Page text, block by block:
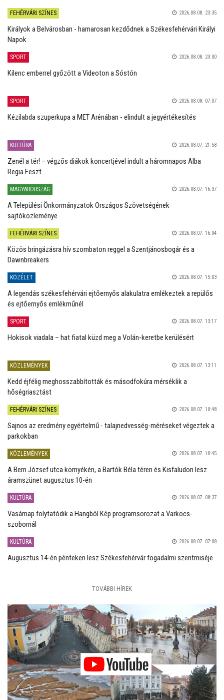
FEHÉRVÁRI SZÍNES 2026.08.08. 23:35
Királyok a Belvárosban - hamarosan kezdődnek a Székesfehérvári Királyi
Napok
SPORT 2026.08.08. 23:00
Kilenc emberrel győzött a Videoton a Sóstón
SPORT 2026.08.08. 07:07
Kézilabda szuperkupa a MET Arénában - elindult a jegyértékesítés
KULTÚRA 2026.08.07. 21:58
Zenél a tér! – végzős diákok koncertjével indult a háromnapos Alba
Regia Feszt
MAGYARORSZÁG 2026.08.07. 16:37
A Települési Önkormányzatok Országos Szövetségének
sajtóközleménye
FEHÉRVÁRI SZÍNES 2026.08.07. 16:04
Közös bringázásra hív szombaton reggel a Szentjánosbogár és a
Dawnbreakers
KÖZÉLET 2026.08.07. 15:03
A legendás székesfehérvári ejtőernyős alakulatra emlékeztek a repülős
és ejtőernyős emlékműnél
SPORT 2026.08.07. 13:17
Hokisok viadala – hat fiatal küzd meg a Volán-keretbe kerülésért
KÖZLEMÉNYEK 2026.08.07. 13:11
Kedd éjfélig meghosszabbították és másodfokúra mérséklik a
hőségriasztást
FEHÉRVÁRI SZÍNES 2026.08.07. 10:48
Sajnos az eredmény egyértelmű - talajnedvesség-méréseket végeztek a
parkokban
KÖZLEMÉNYEK 2026.08.07. 10:45
A Bem József utca környékén, a Bartók Béla téren és Kisfaludon lesz
áramszünet augusztus 10-én
KULTÚRA 2026.08.07. 08:37
Vasárnap folytatódik a Hangból Kép programsorozat a Varkocs-
szobornál
KULTÚRA 2026.08.07. 07:08
Augusztus 14-én pénteken lesz Székesfehérvár fogadalmi szentmiséje
TOVÁBBI HÍREK